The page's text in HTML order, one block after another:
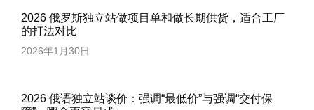
2026 俄罗斯独立站做项目单和做长期供货，适合工厂
的打法对比
2026年1月30日
2026 俄语独立站谈价：强调“最低价”与强调“交付保